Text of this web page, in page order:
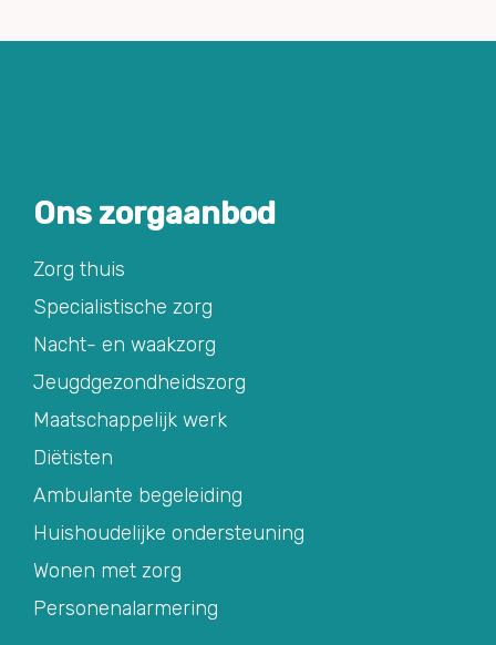
Ons zorgaanbod
Zorg thuis
Specialistische zorg
Nacht- en waakzorg
Jeugdgezondheidszorg
Maatschappelijk werk
Diëtisten
Ambulante begeleiding
Huishoudelijke ondersteuning
Wonen met zorg
Personenalarmering